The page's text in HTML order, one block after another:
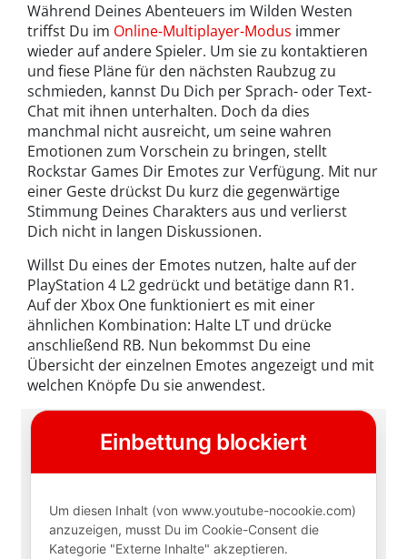
Während Deines Abenteuers im Wilden Westen
triffst Du im Online-Multiplayer-Modus immer
wieder auf andere Spieler. Um sie zu kontaktieren
und fiese Pläne für den nächsten Raubzug zu
schmieden, kannst Du Dich per Sprach- oder Text-
Chat mit ihnen unterhalten. Doch da dies
manchmal nicht ausreicht, um seine wahren
Emotionen zum Vorschein zu bringen, stellt
Rockstar Games Dir Emotes zur Verfügung. Mit nur
einer Geste drückst Du kurz die gegenwärtige
Stimmung Deines Charakters aus und verlierst
Dich nicht in langen Diskussionen.
Willst Du eines der Emotes nutzen, halte auf der
PlayStation 4 L2 gedrückt und betätige dann R1.
Auf der Xbox One funktioniert es mit einer
ähnlichen Kombination: Halte LT und drücke
anschließend RB. Nun bekommst Du eine
Übersicht der einzelnen Emotes angezeigt und mit
welchen Knöpfe Du sie anwendest.